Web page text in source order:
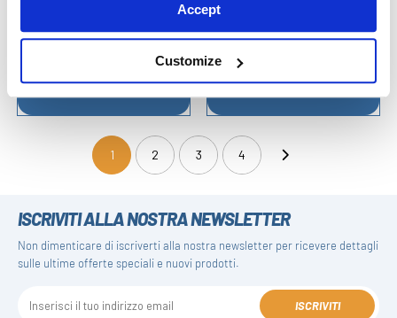
Accept
Customize
Glande Non Finiti Guarnizione Standard
1(current)2 3 4
ISCRIVITI ALLA NOSTRA NEWSLETTER
Non dimenticare di iscriverti alla nostra newsletter per ricevere dettagli
sulle ultime offerte speciali e nuovi prodotti.
ISCRIVITI